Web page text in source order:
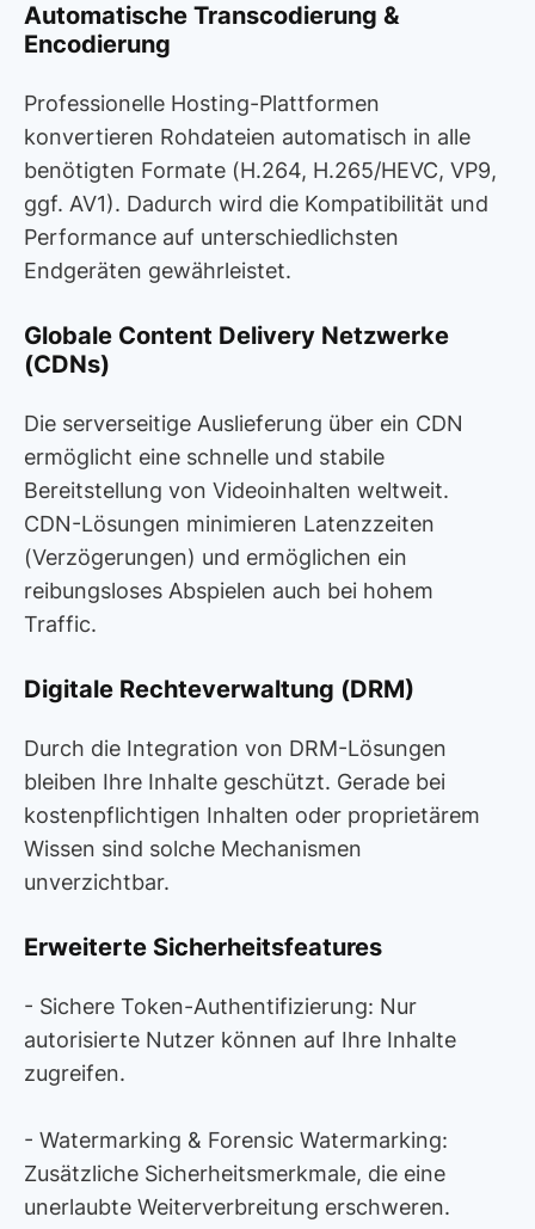
Automatische Transcodierung &
Encodierung
Professionelle Hosting-Plattformen
konvertieren Rohdateien automatisch in alle
benötigten Formate (H.264, H.265/HEVC, VP9,
ggf. AV1). Dadurch wird die Kompatibilität und
Performance auf unterschiedlichsten
Endgeräten gewährleistet.
Globale Content Delivery Netzwerke
(CDNs)
Die serverseitige Auslieferung über ein CDN
ermöglicht eine schnelle und stabile
Bereitstellung von Videoinhalten weltweit.
CDN-Lösungen minimieren Latenzzeiten
(Verzögerungen) und ermöglichen ein
reibungsloses Abspielen auch bei hohem
Traffic.
Digitale Rechteverwaltung (DRM)
Durch die Integration von DRM-Lösungen
bleiben Ihre Inhalte geschützt. Gerade bei
kostenpflichtigen Inhalten oder proprietärem
Wissen sind solche Mechanismen
unverzichtbar.
Erweiterte Sicherheitsfeatures
- Sichere Token-Authentifizierung: Nur
autorisierte Nutzer können auf Ihre Inhalte
zugreifen.
- Watermarking & Forensic Watermarking:
Zusätzliche Sicherheitsmerkmale, die eine
unerlaubte Weiterverbreitung erschweren.